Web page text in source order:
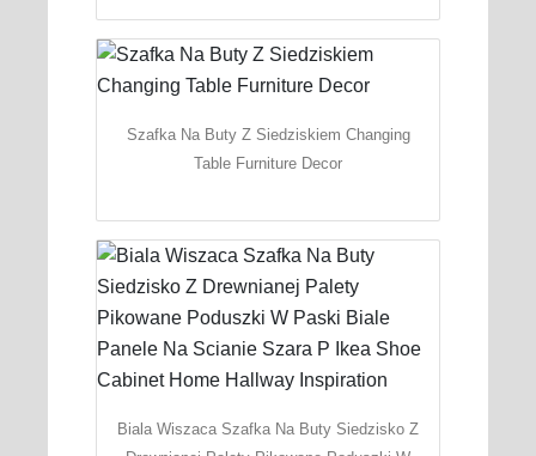
Szafka Na Buty Z Siedziskiem Changing
Table Furniture Decor
Biala Wiszaca Szafka Na Buty Siedzisko Z